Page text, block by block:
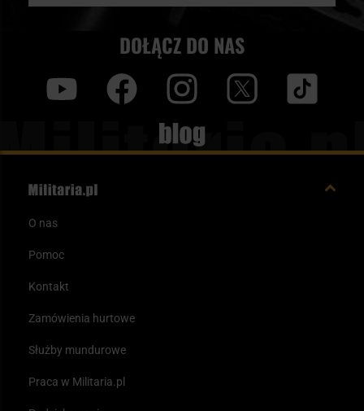
DOŁĄCZ DO NAS
Blog
O nas
Pomoc
Kontakt
Zamówienia hurtowe
Służby mundurowe
Praca w Militaria.pl